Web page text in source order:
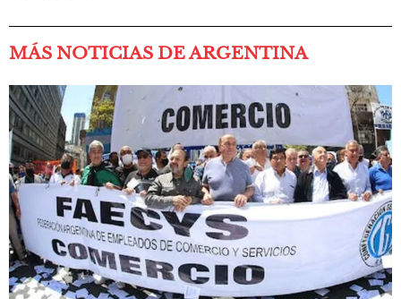
MÁS NOTICIAS DE ARGENTINA